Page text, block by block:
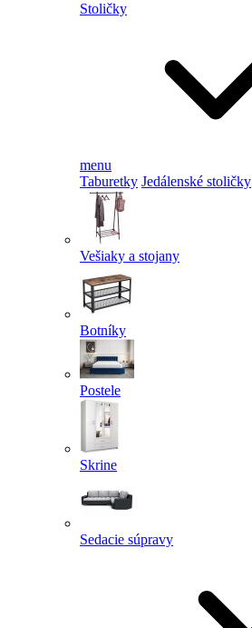
Stoličky
menu
Taburetky Jedálenské stoličky
Vešiaky a stojany
Botníky
Postele
Skrine
Sedacie súpravy